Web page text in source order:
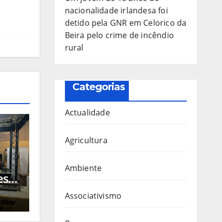
nacionalidade irlandesa foi
detido pela GNR em Celorico da
Beira pelo crime de incêndio
rural
Categorias
Actualidade
Agricultura
Ambiente
Associativismo